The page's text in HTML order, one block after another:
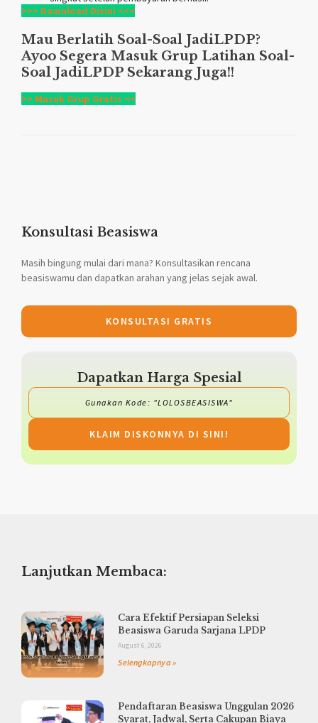
Konsultasi Beasiswa
Masih bingung mulai dari mana? Konsultasikan rencana
beasiswamu dan dapatkan arahan yang jelas sejak awal.
KONSULTASI GRATIS
Dapatkan Harga Spesial
Gunakan Kode: "LOLOSBEASISWA"
KLAIM DISKONNYA DI SINI!
>>> Download Disini <<<
Mau Berlatih Soal-Soal JadiLPDP?
Ayoo Segera Masuk Grup Latihan Soal-
Soal JadiLPDP Sekarang Juga!!
>> Masuk Grup Gratis <<
Lanjutkan Membaca:
Cara Efektif Persiapan Seleksi
Beasiswa Garuda Sarjana LPDP
August 6, 2026
Selengkapnya »
Pendaftaran Beasiswa Unggulan 2026
Syarat, Jadwal, Serta Cakupan Biaya